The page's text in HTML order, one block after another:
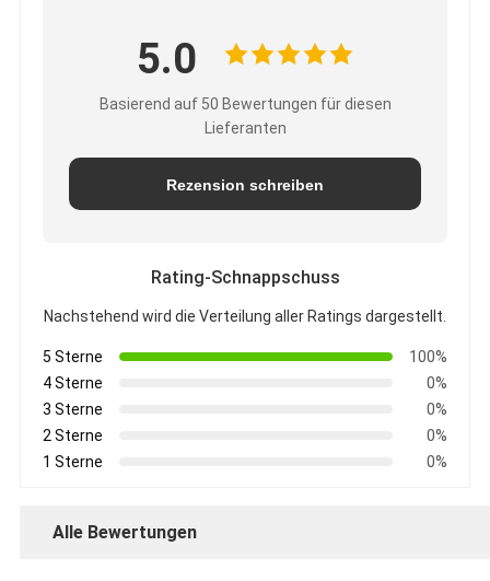
5.0
Basierend auf 50 Bewertungen für diesen
Lieferanten
Rezension schreiben
Rating-Schnappschuss
Nachstehend wird die Verteilung aller Ratings dargestellt.
5 Sterne
100%
4 Sterne
0%
3 Sterne
0%
2 Sterne
0%
1 Sterne
0%
Alle Bewertungen